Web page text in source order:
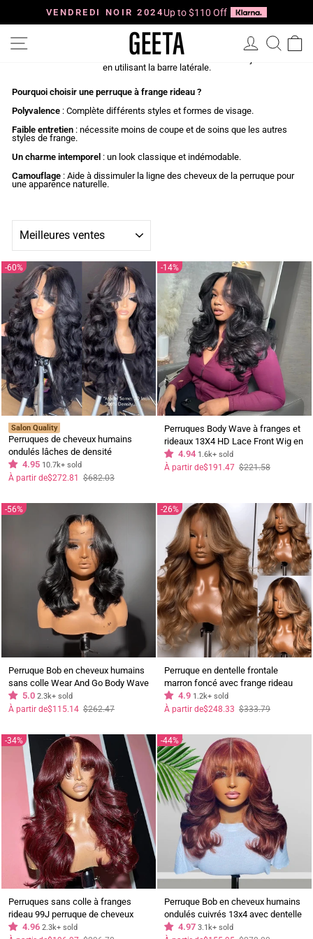
Diaporama
Pause
VENDREDI NOIR 2024 Up to $110 Off
Se
en utilisant la barre latérale.
Pourquoi choisir une perruque à frange rideau ?
Polyvalence : Complète différents styles et formes de visage.
Faible entretien : nécessite moins de coupe et de soins que les autres
styles de frange.
Un charme intemporel : un look classique et indémodable.
Camouflage : Aide à dissimuler la ligne des cheveux de la perruque pour
une apparence naturelle.
APPLIQUER
60%
Salon Quality
Perruques de cheveux humains
ondulés lâches de densité
complète de 250 % 13x4 perruques
frontales en dentelle ondulée
Geeta Hair
4.95 10.7k+ sold
Prix
régulier
$682.03
Prix
réduit
À partir de$272.81
14%
Perruques Body Wave à franges et
rideaux 13X4 HD Lace Front Wig en
cheveux humains avec frange pré-
épilée Ligne de cheveux naturelle
4.94 1.6k+ sold
Prix
régulier
$221.58
Prix
réduit
À partir de$191.47
56%
Perruque Bob en cheveux humains
sans colle Wear And Go Body Wave
brésilien 13x4 Lace Front Pre
Plucked Human Wigs
5.0 2.3k+ sold
Prix
régulier
$262.47
Prix
réduit
À partir de$115.14
26%
Perruque en dentelle frontale
marron foncé avec frange rideau
13x4 Perruques en cheveux
humains marron avec reflets
4.9 1.2k+ sold
Prix
régulier
$333.79
Prix
réduit
À partir de$248.33
34%
Perruques sans colle à franges
rideau 99J perruque de cheveux
humains ondulés bordeaux
4.96 2.3k+ sold
44%
Perruque Bob en cheveux humains
ondulés cuivrés 13x4 avec dentelle
frontale et boucles bombshell -
4.97 3.1k+ sold